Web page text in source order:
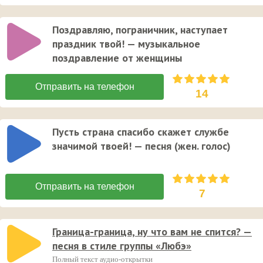
Поздравляю, пограничник, наступает
праздник твой! — музыкальное
поздравление от женщины
14
Пусть страна спасибо скажет службе
значимой твоей! — песня (жен. голос)
7
Граница-граница, ну что вам не спится? —
песня в стиле группы «Любэ»
Полный текст аудио-открытки